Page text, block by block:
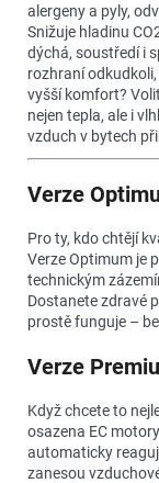
alergeny a pyly,
Snižuje hladinu
dýchá, soustředí i
rozhraní
vyšší komfort?
nejen tepla, ale i
vzduch v bytech
Verze
Pro ty, kdo chtějí
Verze Optimum je
technickým
Dostanete zdravé
prostě funguje –
Verze
Když chcete to
osazena EC
automaticky
zanesou